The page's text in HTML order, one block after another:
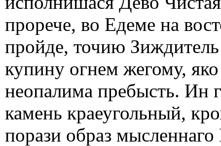
прорече, во Едеме на
пройде, точию
купину огнем жегому,
неопалима пребысть. Ин
камень краеугольный,
порази образ